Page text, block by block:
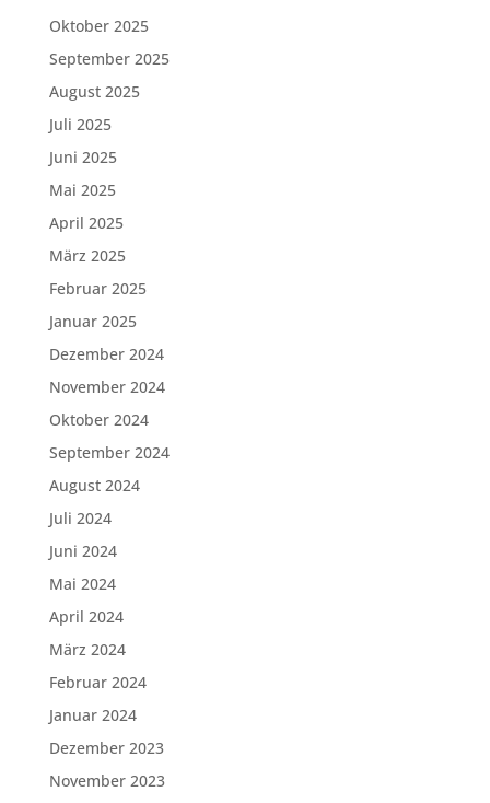
Oktober 2025
September 2025
August 2025
Juli 2025
Juni 2025
Mai 2025
April 2025
März 2025
Februar 2025
Januar 2025
Dezember 2024
November 2024
Oktober 2024
September 2024
August 2024
Juli 2024
Juni 2024
Mai 2024
April 2024
März 2024
Februar 2024
Januar 2024
Dezember 2023
November 2023